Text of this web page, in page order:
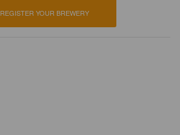
REGISTER YOUR BREWERY